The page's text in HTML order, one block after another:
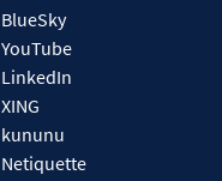
BlueSky
YouTube
LinkedIn
XING
kununu
Netiquette